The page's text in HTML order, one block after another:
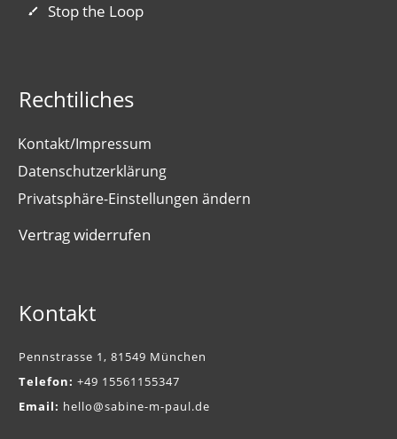
Stop the Loop
Rechtiliches
Kontakt/Impressum
Datenschutzerklärung
Privatsphäre-Einstellungen ändern
Vertrag widerrufen
Kontakt
Pennstrasse 1, 81549 München
Telefon: +49 15561155347
Email: hello@sabine-m-paul.de